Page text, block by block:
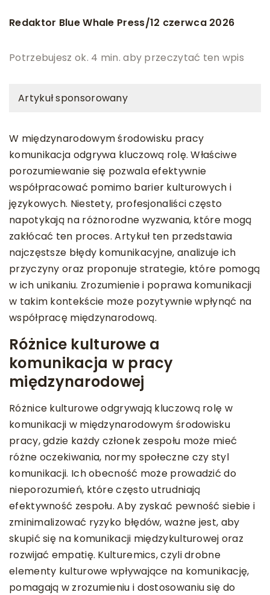
Redaktor Blue Whale Press/12 czerwca 2026
Potrzebujesz ok. 4 min. aby przeczytać ten wpis
Artykuł sponsorowany
W międzynarodowym środowisku pracy
komunikacja odgrywa kluczową rolę. Właściwe
porozumiewanie się pozwala efektywnie
współpracować pomimo barier kulturowych i
językowych. Niestety, profesjonaliści często
napotykają na różnorodne wyzwania, które mogą
zakłócać ten proces. Artykuł ten przedstawia
najczęstsze błędy komunikacyjne, analizuje ich
przyczyny oraz proponuje strategie, które pomogą
w ich unikaniu. Zrozumienie i poprawa komunikacji
w takim kontekście może pozytywnie wpłynąć na
współpracę międzynarodową.
Różnice kulturowe a
komunikacja w pracy
międzynarodowej
Różnice kulturowe odgrywają kluczową rolę w
komunikacji w międzynarodowym środowisku
pracy, gdzie każdy członek zespołu może mieć
różne oczekiwania, normy społeczne czy styl
komunikacji. Ich obecność może prowadzić do
nieporozumień, które często utrudniają
efektywność zespołu. Aby zyskać pewność siebie i
zminimalizować ryzyko błędów, ważne jest, aby
skupić się na komunikacji międzykulturowej oraz
rozwijać empatię. Kulturemics, czyli drobne
elementy kulturowe wpływające na komunikację,
pomagają w zrozumieniu i dostosowaniu się do